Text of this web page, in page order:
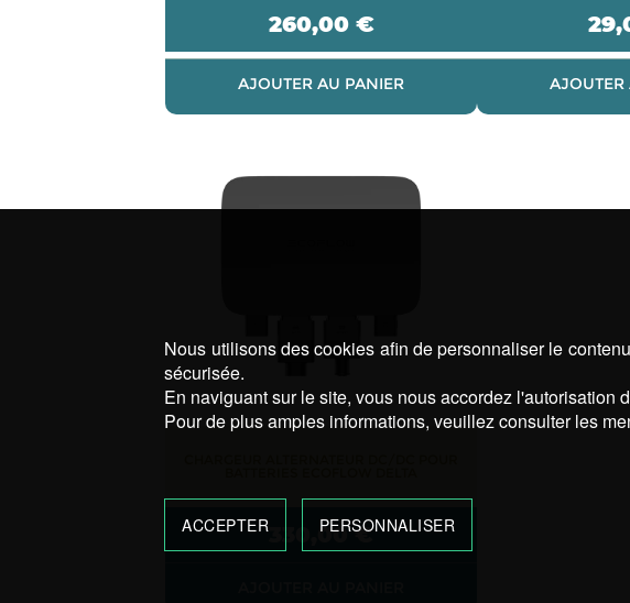
260,00 €
AJOUTER AU PANIER AJOUTER
330,00€
Nous utilisons des cookies afin de personnaliser le
sécurisée.
En naviguant sur le site, vous nous accordez l'autorisation
Pour de plus amples informations, veuillez consulter les
ACCEPTER PERSONNALISER